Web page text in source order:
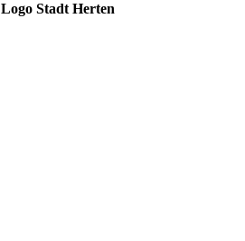
Logo Stadt Herten